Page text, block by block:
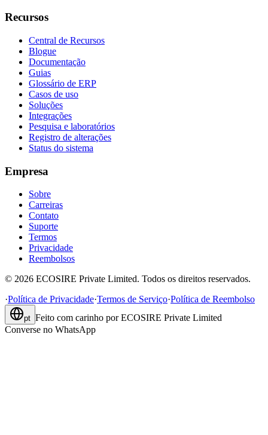
Recursos
Central de Recursos
Blogue
Documentação
Guias
Glossário de ERP
Casos de uso
Soluções
Integrações
Pesquisa e laboratórios
Registro de alterações
Status do sistema
Empresa
Sobre
Carreiras
Contato
Suporte
Termos
Privacidade
Reembolsos
© 2026 ECOSIRE Private Limited. Todos os direitos reservados.
·Política de Privacidade·Termos de Serviço·Política de Reembolso
pt Feito com carinho por ECOSIRE Private Limited
Converse no WhatsApp